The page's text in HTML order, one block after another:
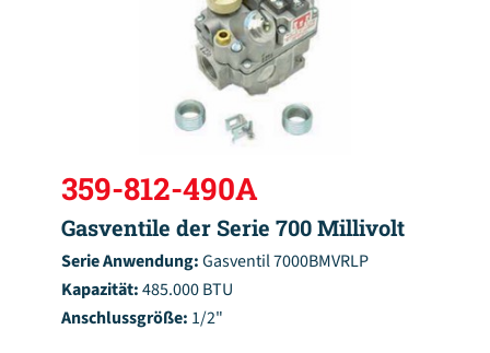
359-812-490A
Gasventile der Serie 700 Millivolt
Serie Anwendung:Gasventil 7000BMVRLP
Kapazität:485.000 BTU
Anschlussgröße: 1/2"